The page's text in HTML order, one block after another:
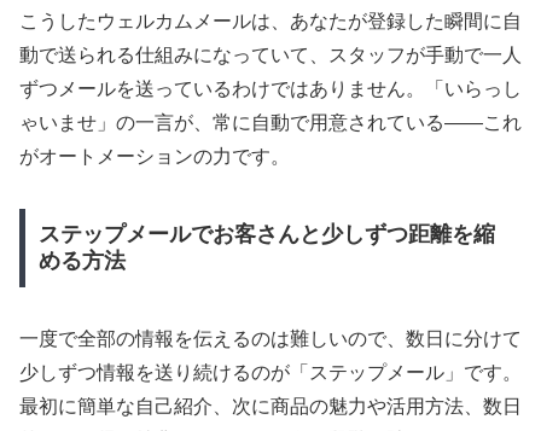
こうしたウェルカムメールは、あなたが登録した瞬間に自
動で送られる仕組みになっていて、スタッフが手動で一人
ずつメールを送っているわけではありません。「いらっし
ゃいませ」の一言が、常に自動で用意されている――これ
がオートメーションの力です。
ステップメールでお客さんと少しずつ距離を縮
める方法
一度で全部の情報を伝えるのは難しいので、数日に分けて
少しずつ情報を送り続けるのが「ステップメール」です。
最初に簡単な自己紹介、次に商品の魅力や活用方法、数日